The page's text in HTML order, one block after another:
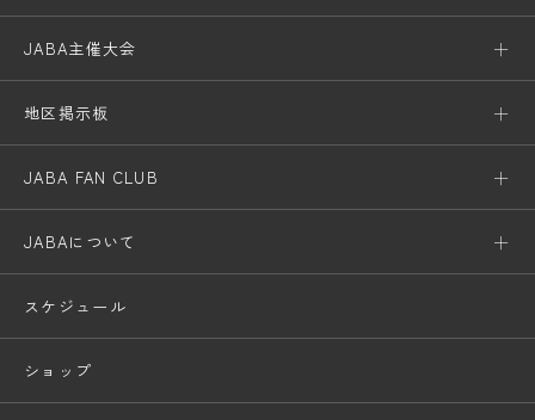
JABA主催大会
地区掲示板
JABA FAN CLUB
JABAについて
スケジュール
ショップ